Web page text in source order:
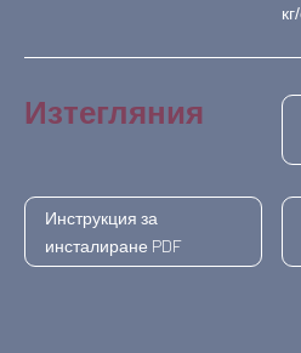
Изтегляния
Инструкция за
инсталиране PDF